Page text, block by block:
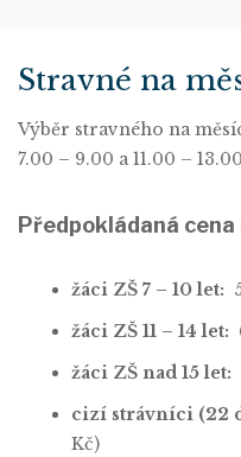
Stravné na
Výběr stravného na
7.00 – 9.00 a 11.00 – 13.00
Předpokládaná
žáci ZŠ 7 – 10 let:
žáci ZŠ 11 – 14 let:
žáci ZŠ nad 15 let:
cizí strávníci (22
Kč)